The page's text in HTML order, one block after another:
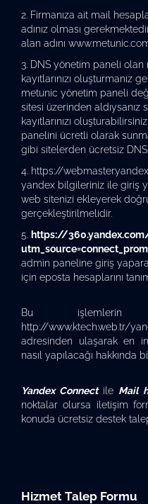
Firmanıza ait mail
adınız olması
alan adını
DNS yönetim paneli olan
kayıtlarınızı oluşturmanız
metunic yönetim paneli
sitesi üzerinden
kayıtlarınızı
panelini ücretli olarak
gibi sitelerden ücretsiz
https://
yandex bilgileriniz ile giriş
web sitenizi ekleyerek
gerçekleştirilmelidir.
https://
admin paneline giriş
için eposta hesaplarını
Bu
http://www.ktech.web.tr/
adresinden ulaşarak en
nasıl yapılacağı hakkında
Yandex Connectile Mail
noktalar olursa iletişim
konuda ücretsiz destek
Hizmet Talep Formu